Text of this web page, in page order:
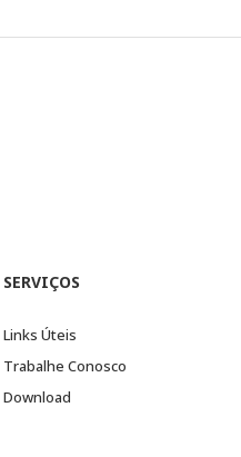
SERVIÇOS
Links Úteis
Trabalhe Conosco
Download